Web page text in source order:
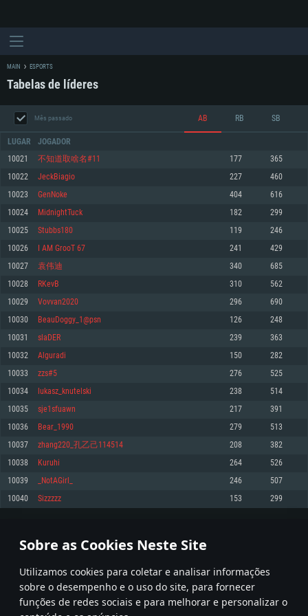
Sobre as Cookies Neste Site
Utilizamos cookies para coletar e analisar informações
sobre o desempenho e o uso do site, para fornecer
funções de redes sociais e para melhorar e personalizar o
REQUERIMENTOS DE SISTEMA
Mínimo
Sistema Operativo: Windows 10 (64 bit)
Processador: Dual-Core 2.2 GHz
Memória: 4GB
Placa Gráfica: Placa com DirectX 11: AMD Radeon 77XX / NVIDIA GeForce
GTX 660. Resolução mínima suportada: 720p
Network: Internet de banda larga.
Disco: 23,1 GB
Recomendado
superior, Radeon RX 570 ou superior
Disco: 75,9 GB
Mínimo
Sistema Operativo: Mac OS Big Sur 11.0 ou versão mais recente
Processador: Core i5 2.2GHz mínimo (Intel Xeon não suportado)
Memória: 6 GB
Placa Gráfica: Intel Iris Pro 5200 (Mac), equivalentes AMD/Nvidia para Mac.
Resolução mínima suportada: 720p com suporte Metal.
Network: Internet de banda larga.
Disco: 21,5 GB
Recomendado
Network: Internet de banda larga.
Mínimo
Sistema Operativo: Distribuições mais modernas do Linux de 64bit
Processador: Dual-Core 2.4 GHz
Memória: 4 GB
Placa Gráfica: NVIDIA 660 com os drivers mais recentes (não mais de 6
meses) / equivalentes AMD com os drivers mais recentes com suporte
Vulkan (não mais de 6 meses); Resolução mínima suportada: 720p.
Network: Internet de banda larga.
Disco: 21,5 GB
Recomendado
Sistema Operativo: Ubuntu 20.04 64bit
Processador: Intel Core i7
Memória: 16 GB
Placa Gráfica: NVIDIA 1060 com os drivers mais recentes (não mais de 6
meses) / equivalentes AMD (Radeon RX 570) com os drivers mais recentes
Network: Internet de banda larga.
MAIN ESPORTS
Tabelas de líderes
Mês passado AB RB SB
LUGAR JOGADOR
10021 不知道取啥名#11 177 365
10022 JeckBiagio 227 460
10023 GenNoke 404 616
10024 MidnightTuck 182 299
10025 Stubbs180 119 246
10026 I AM GrooT 67 241 429
10027 袁伟迪 340 685
10028 RKevB 310 562
10029 Vovvan2020 296 690
10030 BeauDoggy_1@psn 126 248
10031 slaDER 239 363
10032 Alguradi 150 282
10033 zzs#5 276 525
10034 lukasz_knutelski 238 514
10035 sje1sfuawn 217 391
10036 Bear_1990 279 513
10037 zhang220_孔乙己114514 208 382
10038 Kuruhi 264 526
10039 _NotAGirl_ 246 507
10040 Sizzzzz 153 299